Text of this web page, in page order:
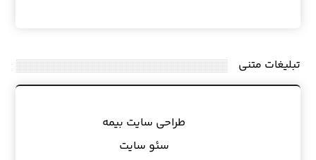
تبلیغات متنی
طراحی سایت بیمه
سئو سایت